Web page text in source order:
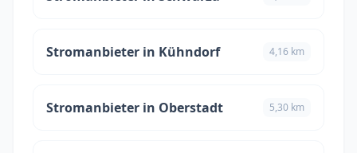
Stromanbieter in Kühndorf 4,16 km
Stromanbieter in Oberstadt 5,30 km